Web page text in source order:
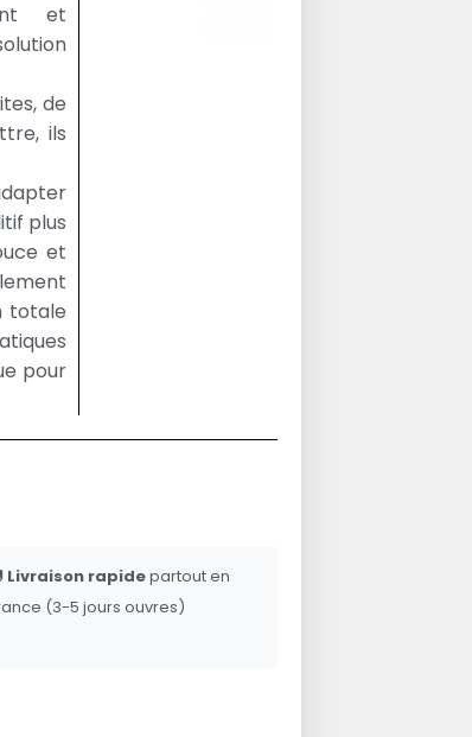
et
de
ils
plus
et
totale
pour
Livraison rapidepartout en
(3-5 jours ouvres)